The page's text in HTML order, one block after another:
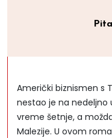
Američki biznismen s
nestao je na nedeljno
vreme šetnje, a
Malezije. U ovom